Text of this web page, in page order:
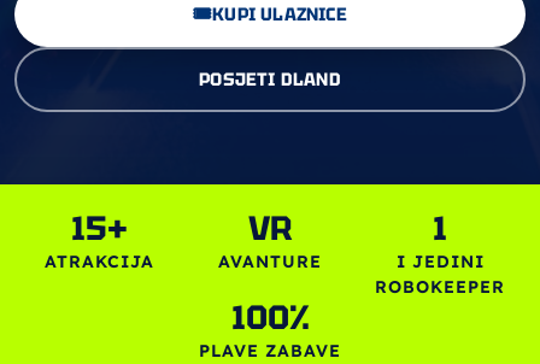
🎟️KUPI ULAZNICE
POSJETI DLAND
15+
ATRAKCIJA
VR
AVANTURE
1
I JEDINI
ROBOKEEPER
100%
PLAVE ZABAVE